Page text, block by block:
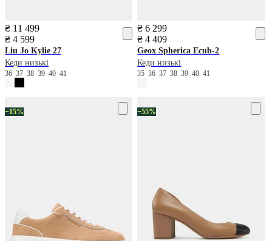
₴ 11 499
₴ 4 599
Liu Jo Kylie 27
Кеди низькі
36 37 38 39 40 41
₴ 6 299
₴ 4 409
Geox Spherica Ecub-2
Кеди низькі
35363738394041
−15% −55%